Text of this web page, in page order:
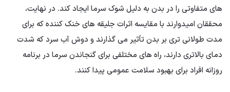
های متفاوتی را در بدن به دلیل شوک سرما ایجاد کند. در نهایت،
محققان امیدوارند با مقایسه اثرات جلیقه های خنک کننده که برای
مدت طولانی تری بر بدن تأثیر می گذارند و دوش آب سرد که شدت
دمای بالاتری دارند، راه های مختلفی برای گنجاندن سرما در برنامه
روزانه افراد برای بهبود سلامت عمومی پیدا کنند.